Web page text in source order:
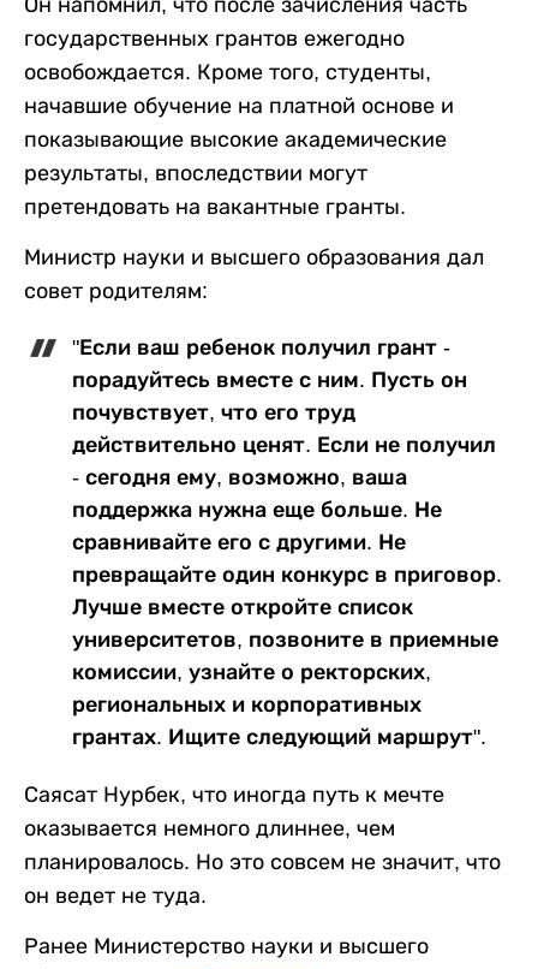
Он напомнил, что после зачисления часть
государственных грантов ежегодно
освобождается. Кроме того, студенты,
начавшие обучение на платной основе и
показывающие высокие академические
результаты, впоследствии могут
претендовать на вакантные гранты.
Министр науки и высшего образования дал
совет родителям:
"Если ваш ребенок получил грант -
порадуйтесь вместе с ним. Пусть он
почувствует, что его труд
действительно ценят. Если не получил
- сегодня ему, возможно, ваша
поддержка нужна еще больше. Не
сравнивайте его с другими. Не
превращайте один конкурс в приговор.
Лучше вместе откройте список
университетов, позвоните в приемные
комиссии, узнайте о ректорских,
региональных и корпоративных
грантах. Ищите следующий маршрут".
Саясат Нурбек, что иногда путь к мечте
оказывается немного длиннее, чем
планировалось. Но это совсем не значит, что
он ведет не туда.
Ранее Министерство науки и высшего